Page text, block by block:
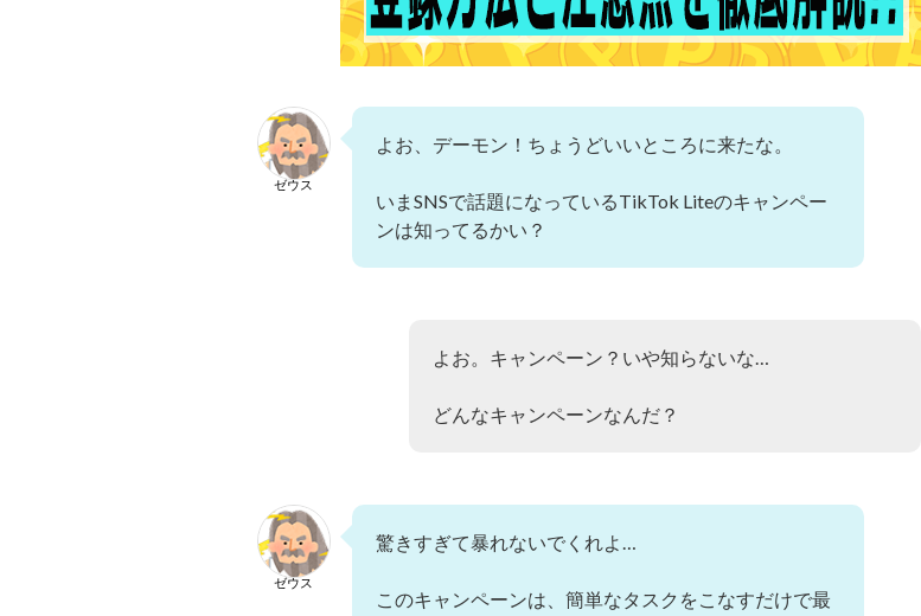
ゼウス
よお、デーモン！ちょうどいいところに来たな。
いまSNSで話題になっているTikTok Liteのキャンペー
ンは知ってるかい？
よお。キャンペーン？いや知らないな…
どんなキャンペーンなんだ？
ゼウス
驚きすぎて暴れないでくれよ…
このキャンペーンは、簡単なタスクをこなすだけで最